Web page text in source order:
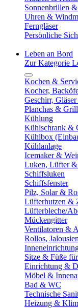
Sonnenbrillen
Uhren &
Ferngläser
Persönliche
Leben an Bord
Zur Kategorie
Kochen &
Kocher,
Geschirr,
Planchas &
Kühlung
Kühlschrank &
Kühlbox
Kühlanlage
Icemaker &
Luken, Lüfter
Schiffsluken
Schiffsfenster
Pilz, Solar &
Lüfterhutzen &
Lüfterbleche/
Mückengitter
Ventilatoren &
Rollos,
Sitze & Füße
Einrichtung &
Möbel &
Bad & WC
Technische
Heizung &